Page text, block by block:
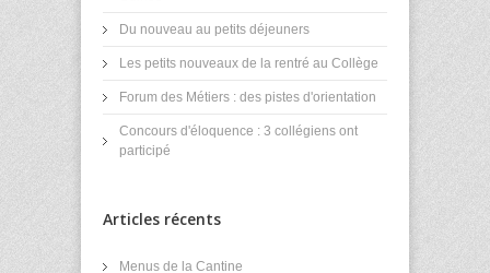
Du nouveau au petits déjeuners
Les petits nouveaux de la rentré au Collège
Forum des Métiers : des pistes d'orientation
Concours d'éloquence : 3 collégiens ont
participé
Articles récents
Menus de la Cantine